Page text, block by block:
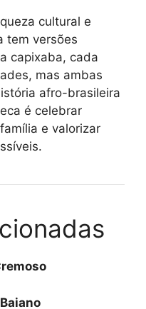
cultural e
tem versões
capixaba, cada
mas ambas
afro-brasileira
é celebrar
e valorizar